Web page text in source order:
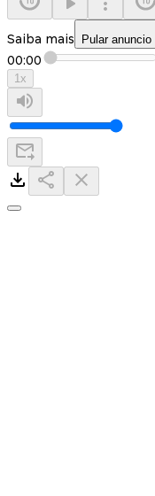
Saiba mais Pular anuncio
00:00
1x